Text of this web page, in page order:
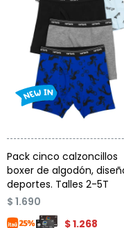
Pack cinco calzoncillos
boxer de algodón,
deportes. Talles 2-5T
$ 1.690
$1.268